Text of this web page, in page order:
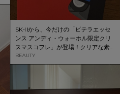
SK-IIから、今だけの「ピテラエッセ
ンス アンディ・ウォーホル限定クリ
スマスコフレ」が登場！クリアな素
肌で、美しさを表現しよう。
BEAUTY